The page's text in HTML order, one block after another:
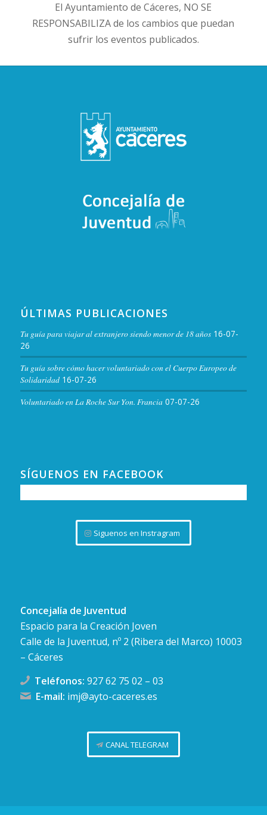
El Ayuntamiento de Cáceres, NO SE
RESPONSABILIZA de los cambios que puedan
sufrir los eventos publicados.
ÚLTIMAS PUBLICACIONES
Tu guía para viajar al extranjero siendo menor de 18 años 16-07-
26
Tu guía sobre cómo hacer voluntariado con el Cuerpo Europeo de
Solidaridad 16-07-26
Voluntariado en La Roche Sur Yon. Francia 07-07-26
SÍGUENOS EN FACEBOOK
Siguenos en Instragram
Concejalía de Juventud
Espacio para la Creación Joven
Calle de la Juventud, nº 2 (Ribera del Marco) 10003
– Cáceres
Teléfonos: 927 62 75 02 – 03
E-mail: imj@ayto-caceres.es
CANAL TELEGRAM